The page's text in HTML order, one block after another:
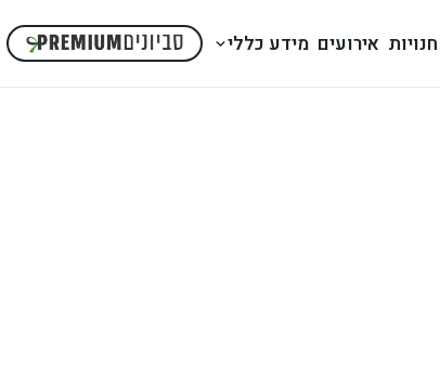
חנויות אירועים מידע כללי